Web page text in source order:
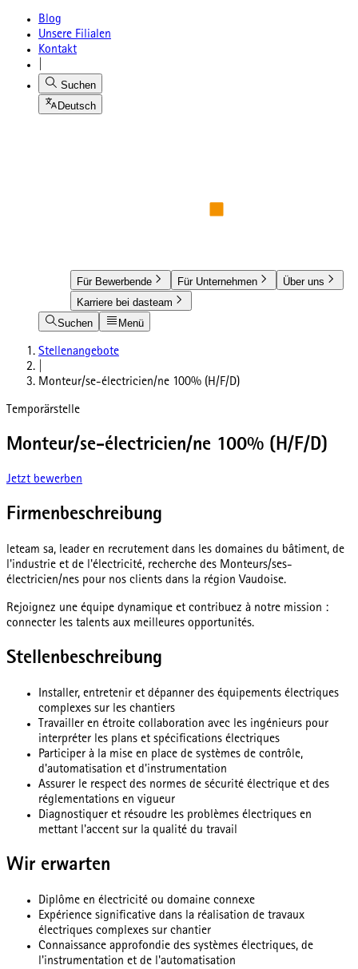
Blog
Unsere Filialen
Kontakt
Suchen
Deutsch
Für Bewerbende Für Unternehmen
Über uns
Karriere bei dasteam
Suchen
Menü
Stellenangebote
Monteur/se-électricien/ne 100% (H/F/D)
Temporärstelle
Monteur/se-électricien/ne 100% (H/F/D)
Jetzt bewerben
Firmenbeschreibung
leteam sa, leader en recrutement dans les domaines du bâtiment, de
l'industrie et de l'électricité, recherche des Monteurs/ses-
électricien/nes pour nos clients dans la région Vaudoise.
Rejoignez une équipe dynamique et contribuez à notre mission :
connecter les talents aux meilleures opportunités.
Stellenbeschreibung
Installer, entretenir et dépanner des équipements électriques
complexes sur les chantiers
Travailler en étroite collaboration avec les ingénieurs pour
interpréter les plans et spécifications électriques
Participer à la mise en place de systèmes de contrôle,
d'automatisation et d'instrumentation
Assurer le respect des normes de sécurité électrique et des
réglementations en vigueur
Diagnostiquer et résoudre les problèmes électriques en
mettant l'accent sur la qualité du travail
Wir erwarten
Diplôme en électricité ou domaine connexe
Expérience significative dans la réalisation de travaux
électriques complexes sur chantier
Connaissance approfondie des systèmes électriques, de
l'instrumentation et de l'automatisation